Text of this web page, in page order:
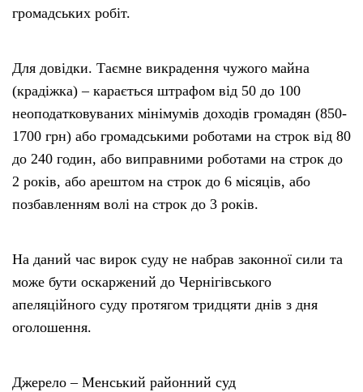
громадських робіт.
Для довідки. Таємне викрадення чужого майна
(крадіжка) – карається штрафом від 50 до 100
неоподатковуваних мінімумів доходів громадян (850-
1700 грн) або громадськими роботами на строк від 80
до 240 годин, або виправними роботами на строк до
2 років, або арештом на строк до 6 місяців, або
позбавленням волі на строк до 3 років.
На даний час вирок суду не набрав законної сили та
може бути оскаржений до Чернігівського
апеляційного суду протягом тридцяти днів з дня
оголошення.
Джерело – Менський районний суд